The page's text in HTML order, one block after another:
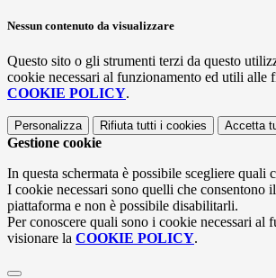
Nessun contenuto da visualizzare
Questo sito o gli strumenti terzi da questo
cookie necessari al funzionamento ed utili alle
COOKIE POLICY.
Personalizza Rifiuta tutti i cookies Accetta
Gestione cookie
In questa schermata è possibile scegliere quali
I cookie necessari sono quelli che consentono
piattaforma e non è possibile disabilitarli.
Per conoscere quali sono i cookie necessari al
visionare la COOKIE POLICY.